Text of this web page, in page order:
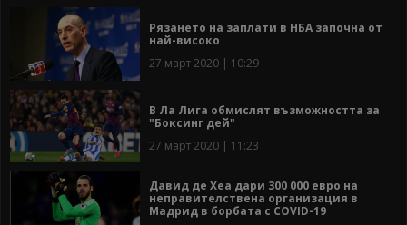
Рязането на заплати в НБА започна от
най-високо
27 март 2020 | 10:29
В Ла Лига обмислят възможността за
"Боксинг дей"
27 март 2020 | 11:23
Давид де Хеа дари 300 000 евро на
неправителствена организация в
Мадрид в борбата с COVID-19